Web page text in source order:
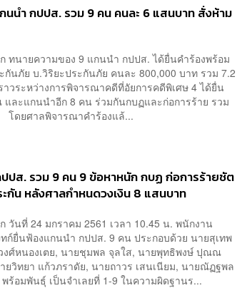
นนำ กปปส. รวม 9 คน คนละ 6 แสนบาท สั่งห้าม
ทนายความของ 9 แกนนำ กปปส. ได้ยื่นคำร้องพร้อม
นภัย บ.วิริยะประกันภัย คนละ 800,000 บาท รวม 7.2
วระหว่างการพิจารณาคดีที่อัยการคดีพิเศษ 4 ได้ยื่น
และแกนนำอีก 8 คน ร่วมกันกบฏและก่อการร้าย รวม
โดยศาลพิจารณาคำร้องแล้...
ปส. รวม 9 คน 9 ข้อหาหนัก กบฏ ก่อการร้ายชัต
กัน หลังศาลกำหนดวงเงิน 8 แสนบาท
วันที่ 24 มกราคม 2561 เวลา 10.45 น. พนักงาน
ทก์ยื่นฟ้องแกนนำ กปปส. 9 คน ประกอบด้วย นายสุเทพ
งศ์หนองเตย, นายชุมพล จุลใส, นายพุทธิพงษ์ ปุณณ
วิทยา แก้วภราดัย, นายถาวร เสนเนียม, นายณัฏฐพล
ร้อมพันธุ์ เป็นจำเลยที่ 1-9 ในความผิดฐานร...